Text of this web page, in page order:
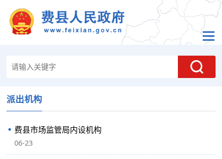
派出机构
费县市场监管局内设机构
06-23